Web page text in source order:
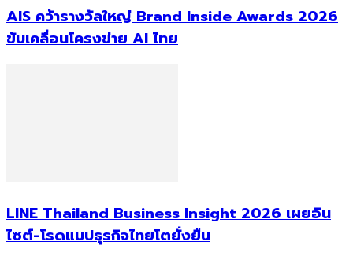
AIS คว้ารางวัลใหญ่ Brand Inside Awards 2026
ขับเคลื่อนโครงข่าย AI ไทย
LINE Thailand Business Insight 2026 เผยอิน
ไซต์-โรดแมปธุรกิจไทยโตยั่งยืน